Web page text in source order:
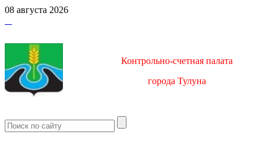
08 августа 2026
Контрольно-счетная палата
города Тулуна